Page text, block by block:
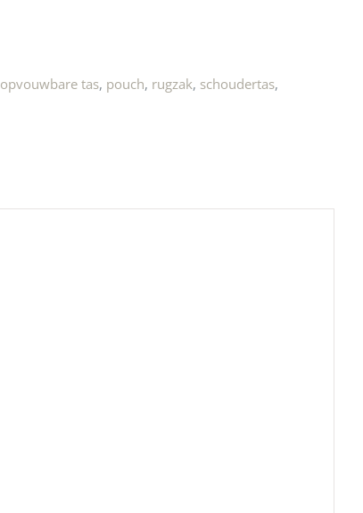
opvouwbare tas, pouch, rugzak, schoudertas,